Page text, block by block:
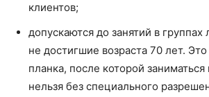
клиентов;
допускаются до занятий в группах
не достигшие возраста 70 лет.
планка, после которой заниматься
нельзя без специального